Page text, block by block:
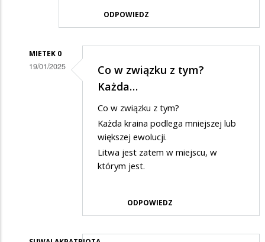
ODPOWIEDZ
MIETEK 0
19/01/2025
Co w związku z tym?
Każda…
Co w związku z tym?
Każda kraina podlega mniejszej lub
większej ewolucji.
Litwa jest zatem w miejscu, w
którym jest.
ODPOWIEDZ